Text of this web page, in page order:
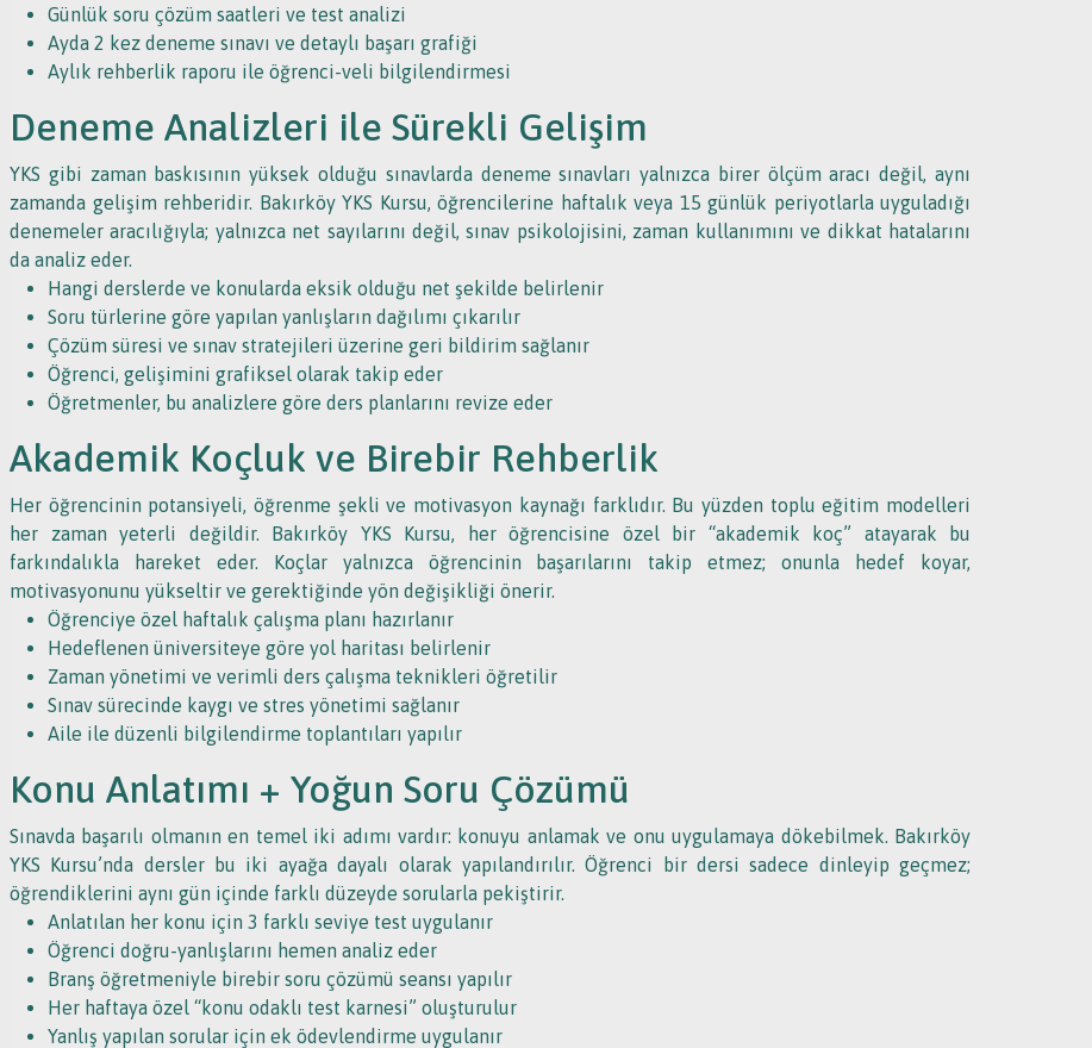
Günlük soru çözüm saatleri ve test analizi
Ayda 2 kez deneme sınavı ve detaylı başarı grafiği
Aylık rehberlik raporu ile öğrenci-veli bilgilendirmesi
Deneme Analizleri ile Sürekli Gelişim
YKS gibi zaman baskısının yüksek olduğu sınavlarda deneme sınavları yalnızca birer ölçüm aracı değil, aynı
zamanda gelişim rehberidir. Bakırköy YKS Kursu, öğrencilerine haftalık veya 15 günlük periyotlarla uyguladığı
denemeler aracılığıyla; yalnızca net sayılarını değil, sınav psikolojisini, zaman kullanımını ve dikkat hatalarını
da analiz eder.
Hangi derslerde ve konularda eksik olduğu net şekilde belirlenir
Soru türlerine göre yapılan yanlışların dağılımı çıkarılır
Çözüm süresi ve sınav stratejileri üzerine geri bildirim sağlanır
Öğrenci, gelişimini grafiksel olarak takip eder
Öğretmenler, bu analizlere göre ders planlarını revize eder
Akademik Koçluk ve Birebir Rehberlik
Her öğrencinin potansiyeli, öğrenme şekli ve motivasyon kaynağı farklıdır. Bu yüzden toplu eğitim modelleri
her zaman yeterli değildir. Bakırköy YKS Kursu, her öğrencisine özel bir “akademik koç” atayarak bu
farkındalıkla hareket eder. Koçlar yalnızca öğrencinin başarılarını takip etmez; onunla hedef koyar,
motivasyonunu yükseltir ve gerektiğinde yön değişikliği önerir.
Öğrenciye özel haftalık çalışma planı hazırlanır
Hedeflenen üniversiteye göre yol haritası belirlenir
Zaman yönetimi ve verimli ders çalışma teknikleri öğretilir
Sınav sürecinde kaygı ve stres yönetimi sağlanır
Aile ile düzenli bilgilendirme toplantıları yapılır
Konu Anlatımı + Yoğun Soru Çözümü
Sınavda başarılı olmanın en temel iki adımı vardır: konuyu anlamak ve onu uygulamaya dökebilmek. Bakırköy
YKS Kursu’nda dersler bu iki ayağa dayalı olarak yapılandırılır. Öğrenci bir dersi sadece dinleyip geçmez;
öğrendiklerini aynı gün içinde farklı düzeyde sorularla pekiştirir.
Anlatılan her konu için 3 farklı seviye test uygulanır
Öğrenci doğru-yanlışlarını hemen analiz eder
Branş öğretmeniyle birebir soru çözümü seansı yapılır
Her haftaya özel “konu odaklı test karnesi” oluşturulur
Yanlış yapılan sorular için ek ödevlendirme uygulanır